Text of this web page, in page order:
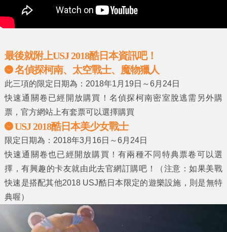
最後就附上USJ 2018酷日本資訊吧！
名偵探柯南、太空戰士、魔物獵人
此三項的限定日期為： 2018年1月19日～6月24日
快速通關卷已經開放購買！名偵探柯南密室脫逃需另外購
票，官方網站上有套票可以選擇購買
USJ 2018酷日本美少女戰士
限定日期為： 2018年3月16日～6月24日
快速通關卷也已經開放購買！有兩種不同特典票卷可以選
擇，有興趣的卡友就由此去官網訂購吧！（注意：如果美戰
快速是搭配其他2018 USJ酷日本限定的遊樂設施，則是無特
典喔）